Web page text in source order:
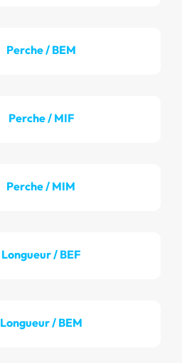
Perche / BEM
Perche / MIF
Perche / MIM
Longueur / BEF
Longueur / BEM